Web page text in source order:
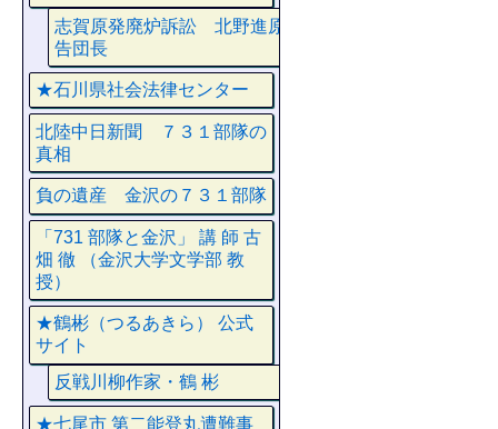
志賀原発廃炉訴訟 北野進原
告団長
★石川県社会法律センター
北陸中日新聞 ７３１部隊の
真相
負の遺産 金沢の７３１部隊
「731 部隊と金沢」 講 師 古
畑 徹 （金沢大学文学部 教
授）
★鶴彬（つるあきら） 公式
サイト
反戦川柳作家・鶴 彬
★七尾市 第二能登丸遭難事